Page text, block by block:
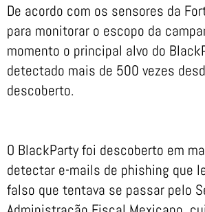
De acordo com os sensores da
para monitorar o escopo da
momento o principal alvo do
detectado mais de 500 vezes
descoberto.
O BlackParty foi descoberto em
detectar e-mails de phishing que
falso que tentava se passar pelo